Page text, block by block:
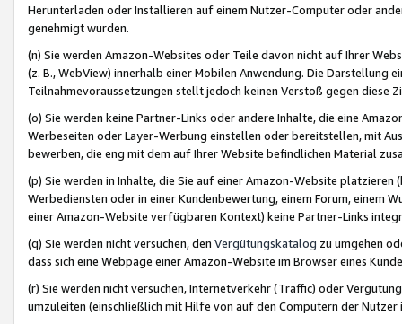
Herunterladen oder Installieren auf einem Nutzer-Computer oder
genehmigt wurden.
(n) Sie werden Amazon-Websites oder Teile davon nicht auf Ihrer
(z. B., WebView) innerhalb einer Mobilen Anwendung. Die Darstellung
Teilnahmevoraussetzungen stellt jedoch keinen Verstoß gegen diese
(o) Sie werden keine Partner-Links oder andere Inhalte, die eine
Werbeseiten oder Layer-Werbung einstellen oder bereitstellen, mit
bewerben, die eng mit dem auf Ihrer Website befindlichen Material
(p) Sie werden in Inhalte, die Sie auf einer Amazon-Website
Werbediensten oder in einer Kundenbewertung, einem Forum, einem
einer Amazon-Website verfügbaren Kontext) keine Partner-Links
(q) Sie werden nicht versuchen, den Vergütungskatalog zu umgehen
dass sich eine Webpage einer Amazon-Website im Browser eines
(r) Sie werden nicht versuchen, Internetverkehr (Traffic) oder
umzuleiten (einschließlich mit Hilfe von auf den Computern der